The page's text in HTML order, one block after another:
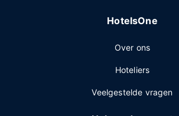
HotelsOne
Over ons
Hoteliers
Veelgestelde vragen